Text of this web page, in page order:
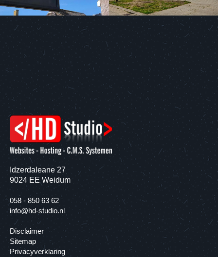
Idzerdaleane 27
9024 EE Weidum
058 - 850 63 62
info@hd-studio.nl
Disclaimer
Sitemap
Privacyverklaring